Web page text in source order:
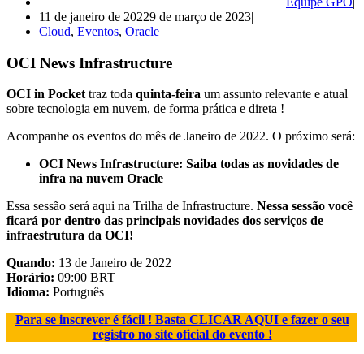
11 de janeiro de 20229 de março de 2023
Cloud, Eventos, Oracle
OCI News Infrastructure
OCI in Pocket traz toda quinta-feira um assunto relevante e atual
sobre tecnologia em nuvem, de forma prática e direta !
Acompanhe os eventos do mês de Janeiro de 2022. O próximo será:
OCI News Infrastructure: Saiba todas as novidades de
infra na nuvem Oracle
Essa sessão será aqui na Trilha de Infrastructure. Nessa sessão você
ficará por dentro das principais novidades dos serviços de
infraestrutura da OCI!
Quando: 13 de Janeiro de 2022
Horário: 09:00 BRT
Idioma: Português
Para se inscrever é fácil ! Basta CLICAR AQUI e fazer o seu
registro no site oficial do evento !